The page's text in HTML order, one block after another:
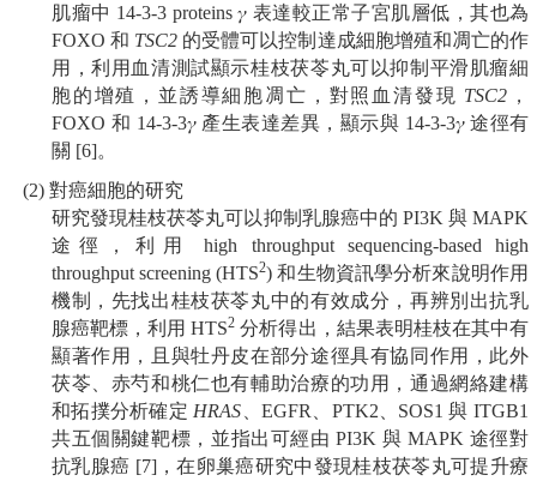
肌瘤中 14-3-3 proteins 𝛾 表達較正常子宮肌層低，其也為
FOXO 和 TSC2 的受體可以控制達成細胞增殖和凋亡的作
用，利用血清測試顯示桂枝茯苓丸可以抑制平滑肌瘤細
胞的增殖，並誘導細胞凋亡，對照血清發現 TSC2 ，
FOXO 和 14-3-3𝛾 產生表達差異，顯示與 14-3-3𝛾 途徑有
關 [6]。
(2) 對癌細胞的研究
研究發現桂枝茯苓丸可以抑制乳腺癌中的 PI3K 與 MAPK
途徑，利用 high throughput sequencing-based high
throughput screening (HTS2) 和生物資訊學分析來說明作用
機制，先找出桂枝茯苓丸中的有效成分，再辨別出抗乳
腺癌靶標，利用 HTS2 分析得出，結果表明桂枝在其中有
顯著作用，且與牡丹皮在部分途徑具有協同作用，此外
茯苓、赤芍和桃仁也有輔助治療的功用，通過網絡建構
和拓撲分析確定 HRAS 、EGFR、PTK2、SOS1 與 ITGB1
共五個關鍵靶標，並指出可經由 PI3K 與 MAPK 途徑對
抗乳腺癌 [7]，在卵巢癌研究中發現桂枝茯苓丸可提升療